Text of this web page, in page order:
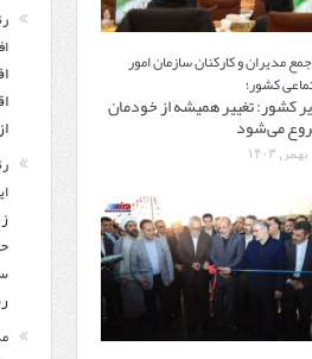
مدیران و کارکنان سازمان امور
کشور؛
کشور: تغییر همیشه از خودمان
می‌شود